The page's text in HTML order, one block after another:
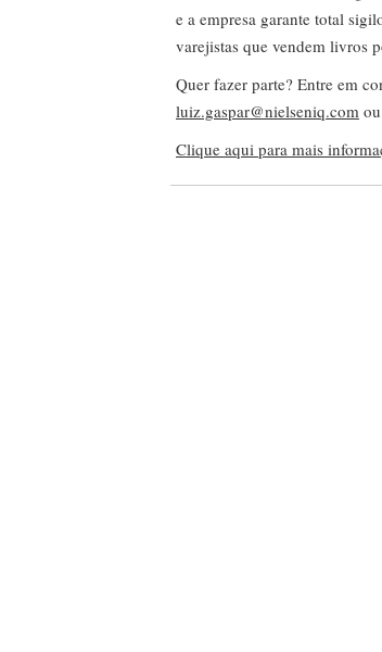
e a empresa garante total
varejistas que vendem livros
Quer fazer parte? Entre em
luiz.gaspar@nielseniq.com
Clique aqui para mais